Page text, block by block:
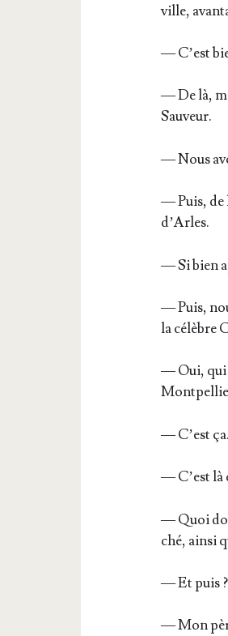
ville,
— C’est
— De là,
Sauveur.
— Nous
— Puis, de
d’Arles.
— Si bien
— Puis,
la célèbre
— Oui, qui
— C’est
— C’est là
— Quoi
ché, ain­si
— Et puis ?
— Mon